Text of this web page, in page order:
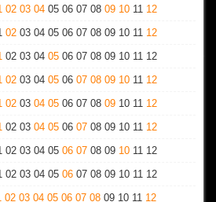
02 03 04 05 06 07 08 09 10 11 12
02 03 04 05 06 07 08 09 10 11 12
02 03 04 05 06 07 08 09 10 11 12
02 03 04 05 06 07 08 09 10 11 12
02 03 04 05 06 07 08 09 10 11 12
02 03 04 05 06 07 08 09 10 11 12
02 03 04 05 06 07 08 09 10 11 12
02 03 04 05 06 07 08 09 10 11 12
02 03 04 05 06 07 08 09 10 11 12